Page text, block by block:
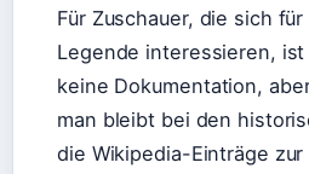
Für Zuschauer, die sich
Legende interessieren,
keine Dokumentation,
man bleibt bei den
die Wikipedia-Einträge